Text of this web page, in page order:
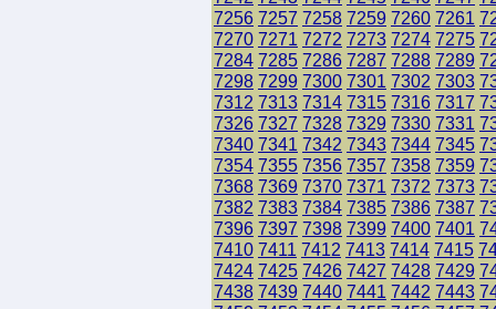
7256 7257 7258 7259 7260 7261
7270 7271 7272 7273 7274 7275
7284 7285 7286 7287 7288 7289
7298 7299 7300 7301 7302 7303
7312 7313 7314 7315 7316 7317
7326 7327 7328 7329 7330 7331
7340 7341 7342 7343 7344 7345
7354 7355 7356 7357 7358 7359
7368 7369 7370 7371 7372 7373
7382 7383 7384 7385 7386 7387
7396 7397 7398 7399 7400 7401
7410 7411 7412 7413 7414 7415
7424 7425 7426 7427 7428 7429
7438 7439 7440 7441 7442 7443